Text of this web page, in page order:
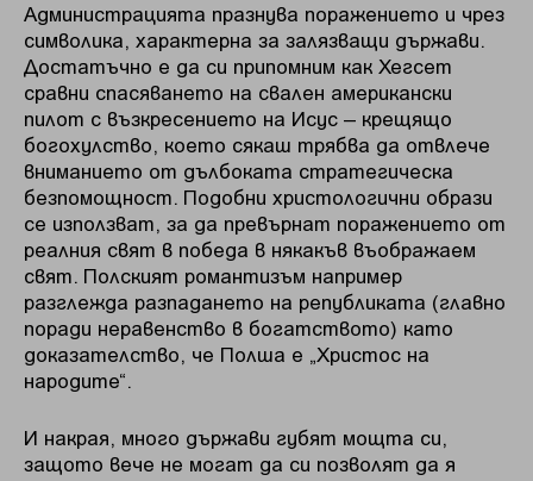
Администрацията празнува поражението и чрез
символика, характерна за залязващи държави.
Достатъчно е да си припомним как Хегсет
сравни спасяването на свален американски
пилот с възкресението на Исус – крещящо
богохулство, което сякаш трябва да отвлече
вниманието от дълбоката стратегическа
безпомощност. Подобни христологични образи
се използват, за да превърнат поражението от
реалния свят в победа в някакъв въображаем
свят. Полският романтизъм например
разглежда разпадането на републиката (главно
поради неравенство в богатството) като
доказателство, че Полша е „Христос на
народите“.
И накрая, много държави губят мощта си,
защото вече не могат да си позволят да я